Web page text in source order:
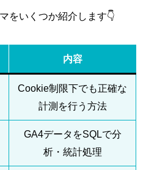
をいくつか紹介します👇
内容
Cookie制限下でも正確な
計測を行う方法
GA4データをSQLで分
析・統計処理